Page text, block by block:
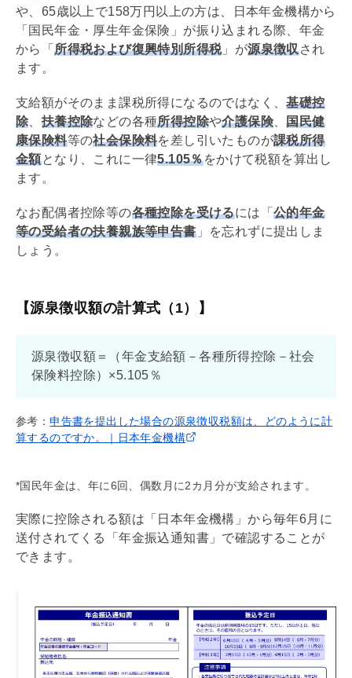
や、65歳以上で158万円以上の方は、日本年金機構から
「国民年金・厚生年金保険」が振り込まれる際、年金
から「所得税および復興特別所得税」が源泉徴収され
ます。
支給額がそのまま課税所得になるのではなく、基礎控
除
扶養控除などの各種所得控除や介護保険、国民健
康保険料等の社会保険料を差し引いたものが課税所得
金額となり、これに一律5.105％をかけて税額を算出し
ます。
なお配偶者控除等の各種控除を受けるには「公的年金
等の受給者の扶養親族等申告書」を忘れずに提出しま
しょう。
【源泉徴収額の計算式（1）】
源泉徴収額＝（年金支給額－各種所得控除－社会
保険料控除）×5.105％
参考：申告書を提出した場合の源泉徴収税額は、どのように計
算するのですか。｜日本年金機構
*国民年金は、年に6回、偶数月に2カ月分が支給されます。
実際に控除される額は「日本年金機構」から毎年6月に
送付されてくる「年金振込通知書」で確認することが
できます。